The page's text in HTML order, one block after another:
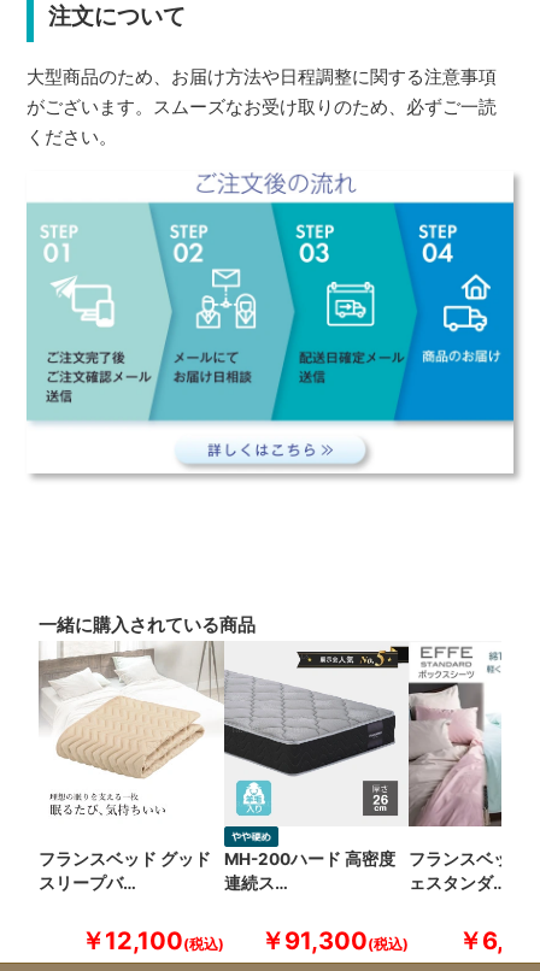
注文について
大型商品のため、お届け方法や日程調整に関する注意事項
がございます。スムーズなお受け取りのため、必ずご一読
ください。
一緒に購入されている商品
フランスベッド グッド
スリープバ…
￥12,100
MH-200ハード 高密度
連続ス…
￥91,300
フランスベッド
ェスタンダ…
￥